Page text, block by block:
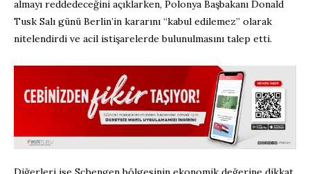
almayı reddedeceğini açıklarken, Polonya Başbakanı Donald
Tusk Salı günü Berlin’in kararını “kabul edilemez” olarak
nitelendirdi ve acil istişarelerde bulunulmasını talep etti.